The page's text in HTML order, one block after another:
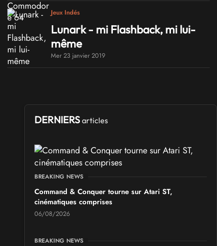
Jeux Indés
Lunark - mi Flashback, mi lui-
même
Mer 23 janvier 2019
DERNIERS articles
BREAKING NEWS
Command & Conquer tourne sur Atari ST,
cinématiques comprises
06/08/2026
BREAKING NEWS